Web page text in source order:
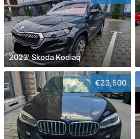
2023' Skoda Kodiaq
€23,500